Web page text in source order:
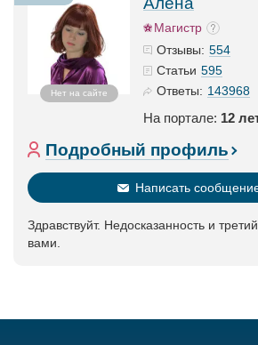
Нет на сайте
Магистр
Отзывы: 554
Статьи 595
Ответы: 143968
На портале: 12
Подробный профиль
Написать
Здравствуйт. Недосказанность и
вами.